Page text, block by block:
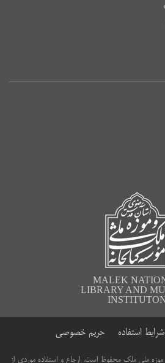
MALEK
LIBRARY AND
شرایط استفاده حریم خصوصی
ملی ملک محفوظ است. ارجاع و استفاده موردی از